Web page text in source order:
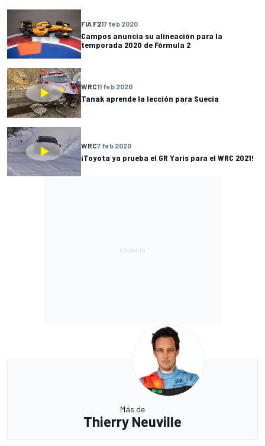
FIA F217 feb 2020
Campos anuncia su alineación para la
temporada 2020 de Fórmula 2
WRC11 feb 2020
Tanak aprende la lección para Suecia
WRC7 feb 2020
¡Toyota ya prueba el GR Yaris para el WRC 2021!
Más de
Thierry Neuville